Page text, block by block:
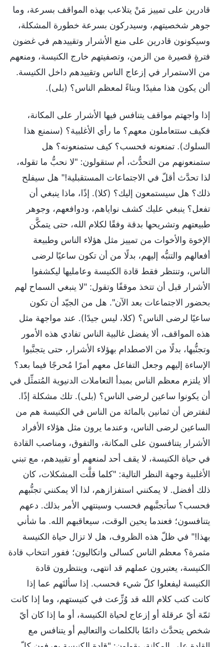
قادرين على تمييز مَنْ يتلاعب بهذه المواقف بسرعة، وما
جوهر شخصيتهم، وسيدركون بسرعة خطورة المشكلة،
وسيكونون قادرين على منع الأشرار وتقييدهم في غضون
فترةٍ قصيرة من الزمن، وتصفيتهم خارج الكنيسة، ومنعهم
من الاستمرار في إزعاج الناس وتقييدهم داخل الكنيسة.
ألن يكون هذا مفيدًا وبناءً لمعظم الناس؟ (بلى).
إذا واجهتم مواقف يتنافس فيها الأشرار على المكانة،
فكيف ستتعاملون معهم؟ ما رأي الأغلبية؟ (سنمنع هذا
السلوك). تمنعونه فحسب؟ كيف ستمنعونه؟ هل
ستمنعونهم من التحدُّث، أم ستقولون: "لا نحبُّ ما تقوله،
لذا تحدَّث أقلّ في الاجتماعات المستقبلية!" هل سيفلح
ذلك؟ هل سيستمعون إليك؟ (كلا). إذًا، ماذا ينبغي أن
تفعل؟ ينبغي عليك كشف نواياهم، ودوافعهم، وجوهر
طبيعتهم وتشريحها بدقة وفقًا لكلام الله، حتى يتمكَّن
الإخوة والأخوات من تمييز مثل هؤلاء الناس وطبيعة
أفعالهم والتنبُّه إليهم، بدلًا من أن تكون ساعيًا لرضى
الناس، وتنتظر فقط قادة الكنيسة وعامليها ليكشفوا
الأشرار قبل أن تتخذ موقفًا وتقول: "لا ينبغي السماح لهم
بحضور الاجتماعات بعد الآن". هل من الجيّد أن تكون
ساعيًا لرضى الناس؟ (كلا، ليس جيدًا). عند مواجهة مثل
هذه المواقف، ألا يفضل غالبية الناس تفادي هذه الأمور
وتجنُّبها، بدلًا من الاصطدام بهؤلاء الأشرار، حتى يتجنَّبوا
الإساءة إليهم وجعل التفاعل معهم أمرًا مُحرجًا فيما بعد؟
ألا يلتزم معظم الناس بمبدأ التعاملات الدنيوية المُتمثِّل في
أن يكونوا ساعين لرضى الناس؟ (بلى). تلك مشكلة إذًا.
لنفترض أن ثمانين بالمائة من الناس في الكنيسة هم من
الساعين لرضى الناس، وعندما يرون مثل هؤلاء الأفراد
الأشرار يتنافسون على المكانة، والتفوق، ومناصب القادة
في حياة الكنيسة، لا يقف أحد لمنعهم أو تقييدهم، مع تبني
الأغلبية وجهة النظر التالية: "كلما قلَّت المشكلات، كان
ذلك أفضل. لا يمكنني استفزازهم، لذا ألا يمكنني تجنُّبهم
فحسب؟ سأتجنَّبهم فحسب وسينتهي الأمر بذلك. دعهم
يتنافسون؛ فعندما يحين الوقت، سيعاقبهم الله. ما شأني
بهذا!" في ظلّ هذه الظروف، هل لا تزال حياة الكنيسة
مثمرة؟ معظم الناس كسالى واتكاليون؛ ففور انتخاب قادة
الكنيسة، يعتبرون عملهم قد انتهى، وينتظرون قادة
الكنيسة ليفعلوا كلّ شيء فحسب. إذا سألتَهم عما إذا
كانت كتب كلام الله قد وُزِّعت في كنيستهم، وما إذا كانت
ثمّة أيّ عرقلة أو إزعاج لحياة الكنيسة، أو ما إذا كان أيّ
شخص يتحدَّث دائمًا بالكلمات والتعاليم أو يتنافس مع